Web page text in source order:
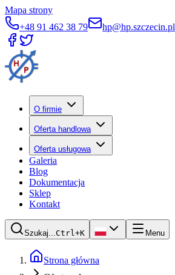
Mapa strony
+48 91 462 38 79
hp@hp.szczecin.pl
O firmie
Oferta handlowa
Oferta usługowa
Galeria
Blog
Dokumentacja
Sklep
Kontakt
Szukaj...Ctrl+K Menu
Strona główna